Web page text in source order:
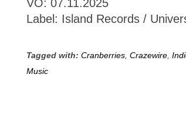
VÖ: 07.11.2025
Label: Island Records /
Tagged with: Cranberries Crazewire
Music